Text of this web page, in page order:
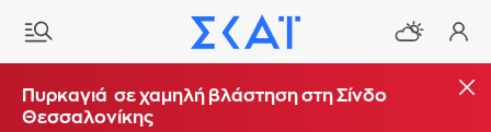
Πυρκαγιά σε χαμηλή βλάστηση στη Σίνδο
Θεσσαλονίκης